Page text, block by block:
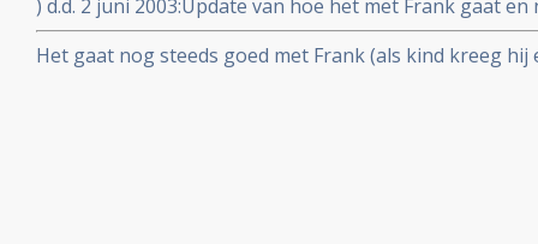
) d.d. 2 juni 2003:Update van hoe het met Frank gaat
Het gaat nog steeds goed met Frank (als kind kreeg